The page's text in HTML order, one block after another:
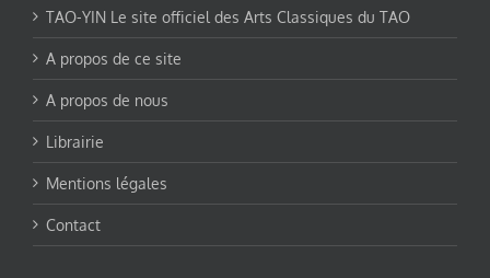
TAO-YIN Le site officiel des Arts Classiques du TAO
A propos de ce site
A propos de nous
Librairie
Mentions légales
Contact